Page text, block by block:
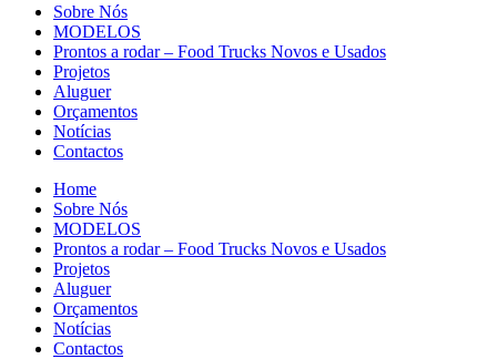
Sobre Nós
MODELOS
Prontos a rodar – Food Trucks Novos e Usados
Projetos
Aluguer
Orçamentos
Notícias
Contactos
Home
Sobre Nós
MODELOS
Prontos a rodar – Food Trucks Novos e Usados
Projetos
Aluguer
Orçamentos
Notícias
Contactos